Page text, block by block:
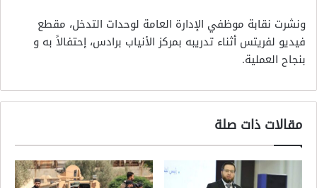
ونشرت نقابة موظفي الإدارة العامة لوحدات التدخل، مقطع
فيديو لفريتس أثناء تدريبه بمركز الأنياب برادس، إحتفالاً به و
بنجاح العملية.
مقالات ذات صلة